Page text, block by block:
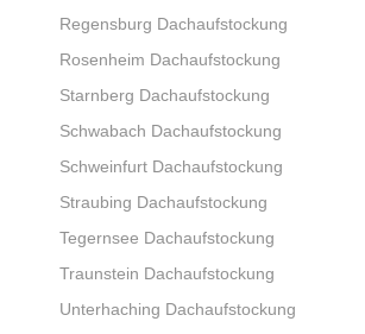
Regensburg Dachaufstockung
Rosenheim Dachaufstockung
Starnberg Dachaufstockung
Schwabach Dachaufstockung
Schweinfurt Dachaufstockung
Straubing Dachaufstockung
Tegernsee Dachaufstockung
Traunstein Dachaufstockung
Unterhaching Dachaufstockung